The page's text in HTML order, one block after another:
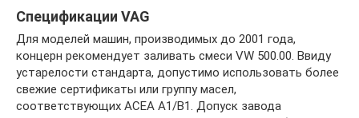
Спецификации VAG
Для моделей машин, производимых до 2001 года,
концерн рекомендует заливать смеси VW 500.00. Ввиду
устарелости стандарта, допустимо использовать более
свежие сертификаты или группу масел,
соответствующих ACEA A1/B1. Допуск завода